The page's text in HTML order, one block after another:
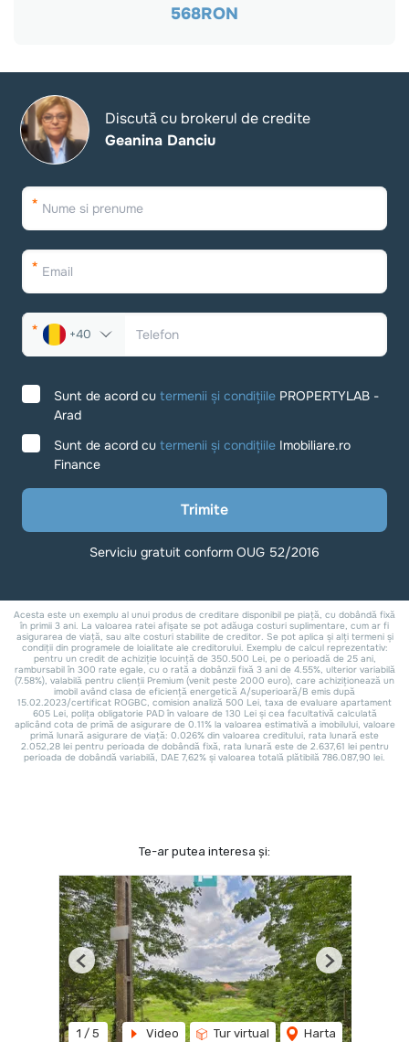
Te-ar putea interesa și:
1 / 5 Video Tur virtual Harta
Previous Next